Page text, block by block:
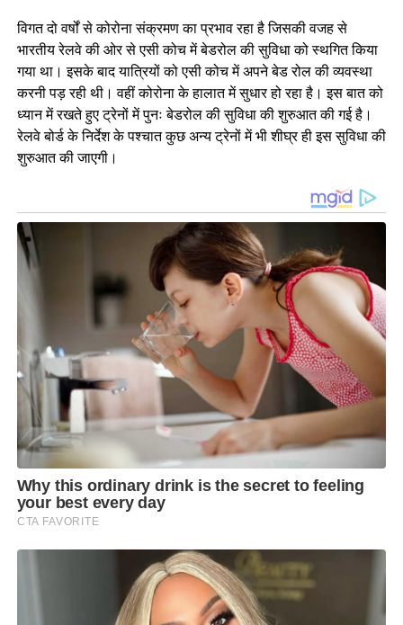
विगत दो वर्षों से कोरोना संक्रमण का प्रभाव रहा है जिसकी वजह से
भारतीय रेलवे की ओर से एसी कोच में बेडरोल की सुविधा को स्थगित किया
गया था। इसके बाद यात्रियों को एसी कोच में अपने बेड रोल की व्यवस्था
करनी पड़ रही थी। वहीं कोरोना के हालात में सुधार हो रहा है। इस बात को
ध्यान में रखते हुए ट्रेनों में पुनः बेडरोल की सुविधा की शुरुआत की गई है।
रेलवे बोर्ड के निर्देश के पश्चात कुछ अन्य ट्रेनों में भी शीघ्र ही इस सुविधा की
शुरुआत की जाएगी।